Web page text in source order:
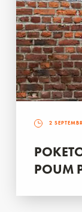
2
POUM